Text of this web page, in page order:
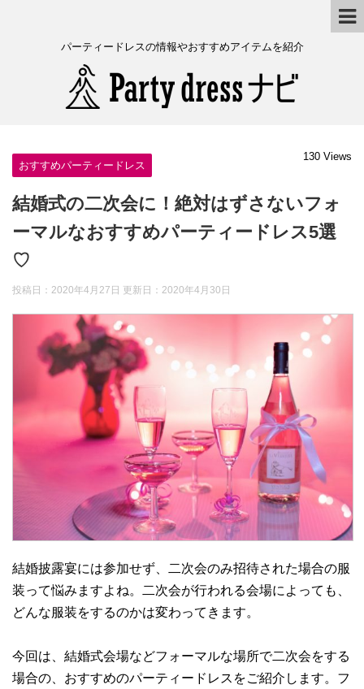
パーティードレスの情報やおすすめアイテムを紹介
おすすめパーティードレス
130 Views
結婚式の二次会に！絶対はずさないフォ
ーマルなおすすめパーティードレス5選
♡
投稿日：2020年4月27日 更新日： 2020年4月30日
結婚披露宴には参加せず、二次会のみ招待された場合の服
装って悩みますよね。二次会が行われる会場によっても、
どんな服装をするのかは変わってきます。
今回は、結婚式会場などフォーマルな場所で二次会をする
場合の、おすすめのパーティードレスをご紹介します。フ